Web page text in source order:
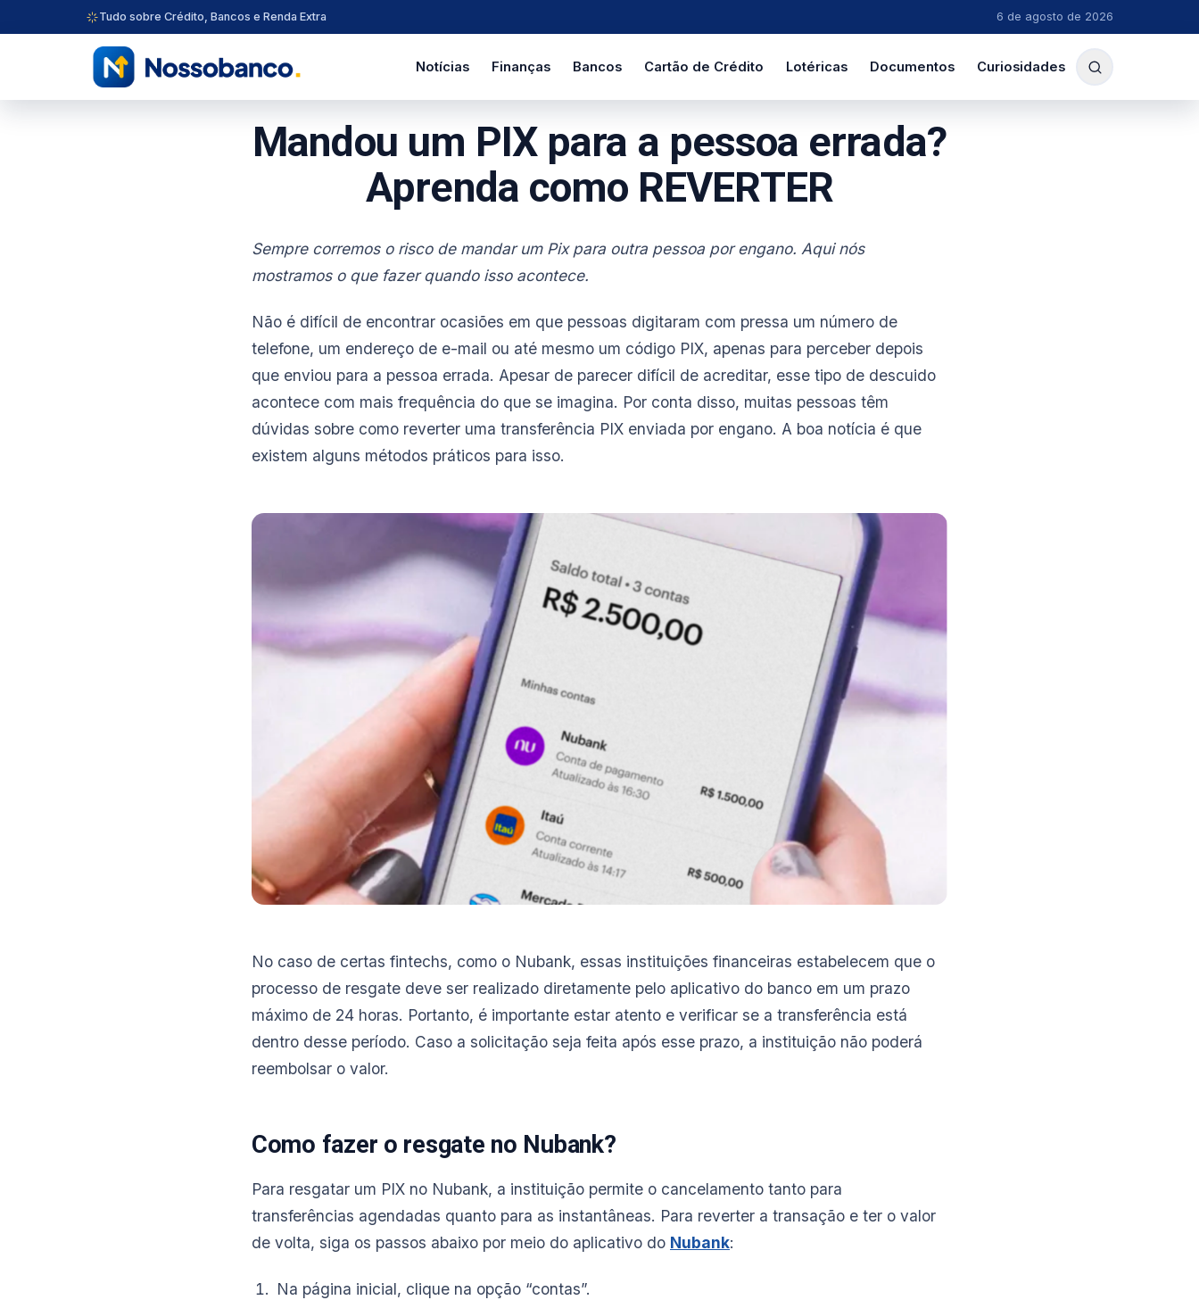
Tudo sobre Crédito, Bancos e Renda Extra 6 de agosto de 2026
Notícias Finanças Bancos Cartão de Crédito Lotéricas Documentos Curiosidades
Mandou um PIX para a pessoa errada?
Aprenda como REVERTER
Sempre corremos o risco de mandar um Pix para outra pessoa por engano. Aqui nós
mostramos o que fazer quando isso acontece.
Não é difícil de encontrar ocasiões em que pessoas digitaram com pressa um número de
telefone, um endereço de e-mail ou até mesmo um código PIX, apenas para perceber depois
que enviou para a pessoa errada. Apesar de parecer difícil de acreditar, esse tipo de descuido
acontece com mais frequência do que se imagina. Por conta disso, muitas pessoas têm
dúvidas sobre como reverter uma transferência PIX enviada por engano. A boa notícia é que
existem alguns métodos práticos para isso.
No caso de certas fintechs, como o Nubank, essas instituições financeiras estabelecem que o
processo de resgate deve ser realizado diretamente pelo aplicativo do banco em um prazo
máximo de 24 horas. Portanto, é importante estar atento e verificar se a transferência está
dentro desse período. Caso a solicitação seja feita após esse prazo, a instituição não poderá
reembolsar o valor.
Como fazer o resgate no Nubank?
Para resgatar um PIX no Nubank, a instituição permite o cancelamento tanto para
transferências agendadas quanto para as instantâneas. Para reverter a transação e ter o valor
de volta, siga os passos abaixo por meio do aplicativo do Nubank:
Na página inicial, clique na opção “contas”.